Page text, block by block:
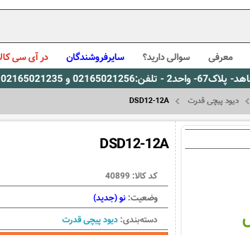
معرفی سوالی دارید؟ سایرفروشندگان در آی سی
کاری 9 لغایت 16
دیود پیچی قدرت DSD12-12A
DSD12-12A
کد کالا: 40899
وضعیت: نو (جدید)
دسته‌بندی: دیود پیچی قدرت